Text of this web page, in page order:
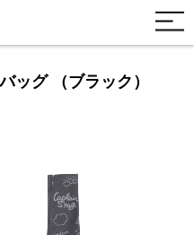
ッグ （ブラック）